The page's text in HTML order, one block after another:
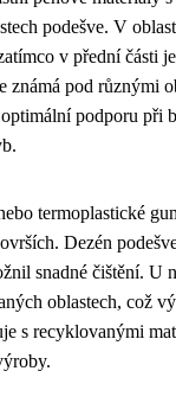
podešve. V
v přední části
známá pod různými
podporu při
termoplastické
Dezén
snadné čištění. U
oblastech, což
s recyklovanými